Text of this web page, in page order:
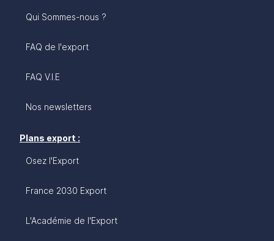
Qui Sommes-nous ?
FAQ de l'export
FAQ V.I.E
Nos newsletters
Plans export :
Osez l'Export
France 2030 Export
L'Académie de l'Export